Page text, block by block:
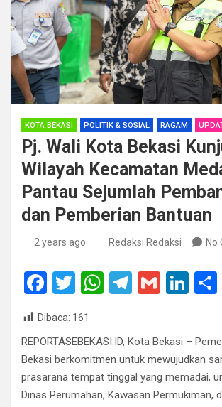
KOTA BEKASI POLITIK & SOSIAL RAGAM
Pj. Wali Kota Bekasi
Wilayah Kecamatan
Pantau Sejumlah
dan Pemberian Bantuan
2 years ago Redaksi Redaksi No
F
ce
b
o
o
T
tt
er
W
s
A
p
T
gr
a
m
G
Li
dI
n
Dibaca: 161
REPORTASEBEKASI.ID, Kota Bekasi –
Bekasi berkomitmen untuk mewujudkan
prasarana tempat tinggal yang memadai,
Dinas Perumahan, Kawasan Permukiman,